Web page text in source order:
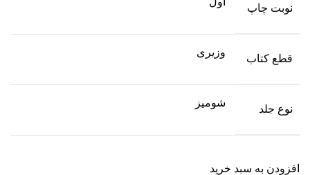
نوبت چاپ
قطع کتاب
وزیری
نوع جلد
شومیز
افزودن به سبد خرید